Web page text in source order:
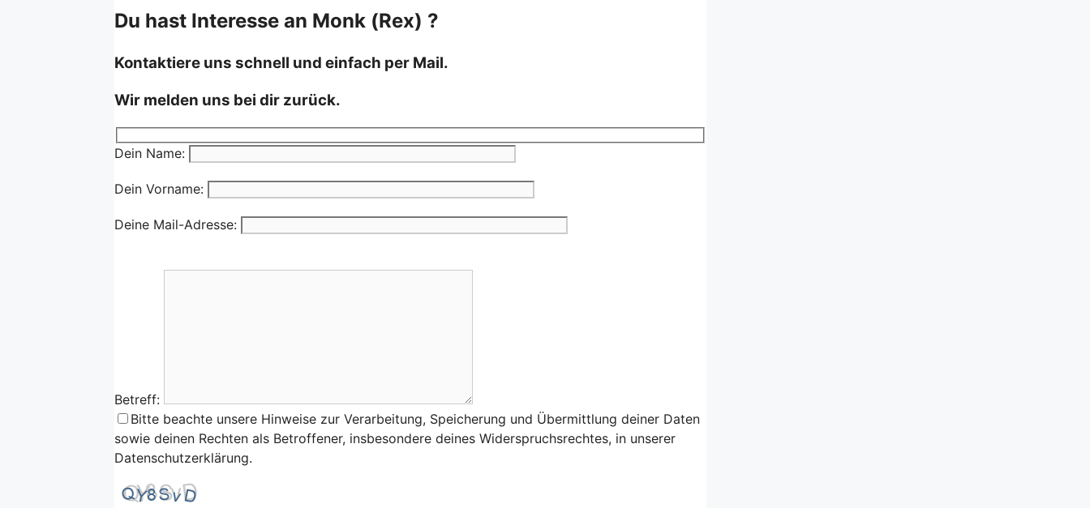
Du hast Interesse an Monk (Rex) ?
Kontaktiere uns schnell und einfach per Mail.
Wir melden uns bei dir zurück.
Dein Name:
Dein Vorname:
Deine Mail-Adresse:
Betreff:
Bitte beachte unsere Hinweise zur Verarbeitung, Speicherung und Übermittlung deiner Daten
sowie deinen Rechten als Betroffener, insbesondere deines Widerspruchsrechtes, in unserer
Datenschutzerklärung.